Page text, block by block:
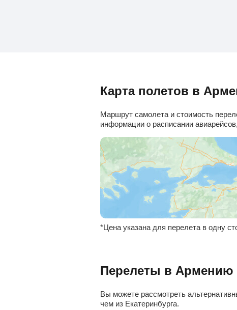
Карта полетов в
Маршрут самолета и стоимость
информации о расписании
*Цена указана для перелета в одну
Перелеты в Армению
Вы можете рассмотреть
чем из Екатеринбурга.